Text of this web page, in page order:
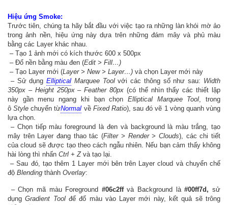
Hiệu ứng Smoke:
Trước tiên, chúng ta hãy bắt đầu với việc tạo ra những làn khói mờ ảo
trong ảnh nền, hiệu ứng này dựa trên những đám mây và phủ màu
bằng các Layer khác nhau.
– Tạo 1 ảnh mới có kích thước 600 x 500px
– Đổ nền bằng màu đen (Edit > Fill…)
– Tạo Layer mới (Layer > New > Layer…) và chọn Layer mới này
– Sử dụngElliptical Marquee Toolvới các thông số như sau: Width
350px – Height 250px – Feather 80px (có thể nhìn thấy các thiết lập
này gần menu ngang khi bạn chọn Elliptical Marquee Tool, trong
ôStylechuyển từNormal về Fixed Ratio), sau đó vẽ 1 vòng quanh vùng
lựa chọn.
– Chọn tiếp màu foreground là đen và background là màu trắng, tạo
mây trên Layer đang thao tác (Filter > Render > Clouds), các chi tiết
của cloud sẽ được tạo theo cách ngẫu nhiên. Nếu bạn cảm thấy không
hài lòng thì nhấn Ctrl + Zvà tạo lại.
– Sau đó, tạo thêm 1 Layer mới bên trên Layer cloud và chuyển chế
độ Blending thành Overlay:
– Chọn mã màu Foreground #06c2ffvà Background là#00ff7d,sử
dụngGradient Toolđể đổ màu vào Layer mới này, kết quả sẽ trông